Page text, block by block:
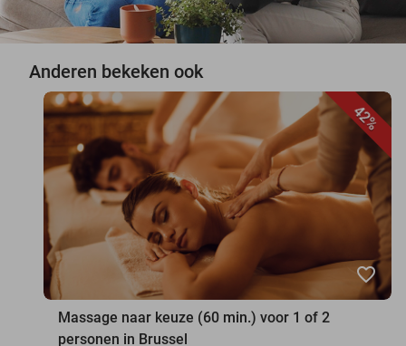
Anderen bekeken ook
42%
favorite_border
Massage naar keuze (60 min.) voor 1 of 2
personen in Brussel